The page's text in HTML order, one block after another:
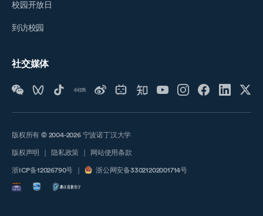
校园开放日
到访校园
社交媒体
版权所有 © 2004-2026 宁波诺丁汉大学
版权声明 隐私政策 网站使用条款
浙ICP备12026790号 浙公网安备33021202001714号